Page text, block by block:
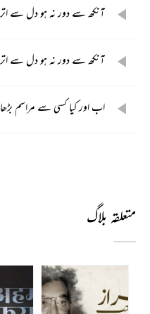
آنکھ سے دور نہ ہو دل سے
آنکھ سے دور نہ ہو دل سے
اب اور کیا کسی سے مراسم
متعلقہ بلاگ